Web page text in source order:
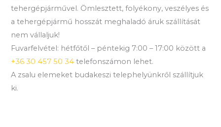
tehergépjárművel. Ömlesztett, folyékony, veszélyes és
a tehergépjármű hosszát meghaladó áruk szállítását
nem vállaljuk!
Fuvarfelvétel: hétfőtől – péntekig 7:00 – 17:00 között a
+36 30 457 50 34 telefonszámon lehet.
A zsalu elemeket budakeszi telephelyünkről szállítjuk
ki.